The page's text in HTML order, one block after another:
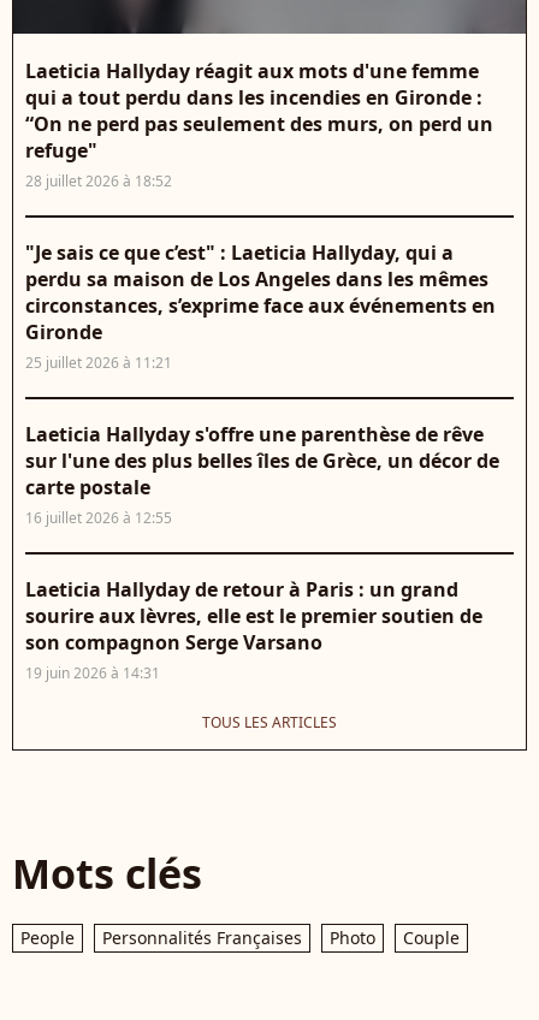
Laeticia Hallyday réagit aux mots d'une femme
qui a tout perdu dans les incendies en Gironde :
“On ne perd pas seulement des murs, on perd un
refuge"
28 juillet 2026 à 18:52
"Je sais ce que c’est" : Laeticia Hallyday, qui a
perdu sa maison de Los Angeles dans les mêmes
circonstances, s’exprime face aux événements en
Gironde
25 juillet 2026 à 11:21
Laeticia Hallyday s'offre une parenthèse de rêve
sur l'une des plus belles îles de Grèce, un décor de
carte postale
16 juillet 2026 à 12:55
Laeticia Hallyday de retour à Paris : un grand
sourire aux lèvres, elle est le premier soutien de
son compagnon Serge Varsano
19 juin 2026 à 14:31
TOUS LES ARTICLES
Mots clés
People Personnalités Françaises Photo Couple